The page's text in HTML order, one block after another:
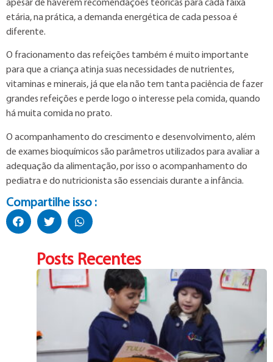
apesar de haverem recomendações teóricas para cada faixa
etária, na prática, a demanda energética de cada pessoa é
diferente.
O fracionamento das refeições também é muito importante
para que a criança atinja suas necessidades de nutrientes,
vitaminas e minerais, já que ela não tem tanta paciência de fazer
grandes refeições e perde logo o interesse pela comida, quando
há muita comida no prato.
O acompanhamento do crescimento e desenvolvimento, além
de exames bioquímicos são parâmetros utilizados para avaliar a
adequação da alimentação, por isso o acompanhamento do
pediatra e do nutricionista são essenciais durante a infância.
Compartilhe isso :
Posts Recentes